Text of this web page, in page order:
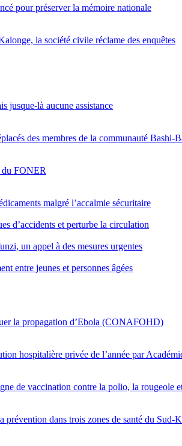
pour préserver la mémoire nationale
la société civile réclame des enquêtes
jusque-là aucune assistance
des membres de la communauté Bashi-
FONER
malgré l’accalmie sécuritaire
d’accidents et perturbe la circulation
un appel à des mesures urgentes
entre jeunes et personnes âgées
la propagation d’Ebola (CONAFOHD)
hospitalière privée de l’année par
de vaccination contre la polio, la rougeole
prévention dans trois zones de santé du Sud-